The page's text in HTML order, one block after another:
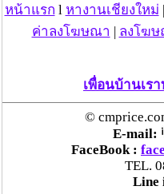
คุณหยุ่น :ทำไมจึงปล่อยให้
ลุงป้อม : ผมไม่ได้ปล่อยน
เป็นหัวหน้าพรรคผมก็ให้เ
ปรึกษาพรรค ท่านก็หายไ
หน้าแรก l หางานเชียงใหม่ |
ค่าลงโฆษณา | ลงโฆ
เพื่อนบ้านเร
©
E-mail:
FaceBook :
TEL.
Line